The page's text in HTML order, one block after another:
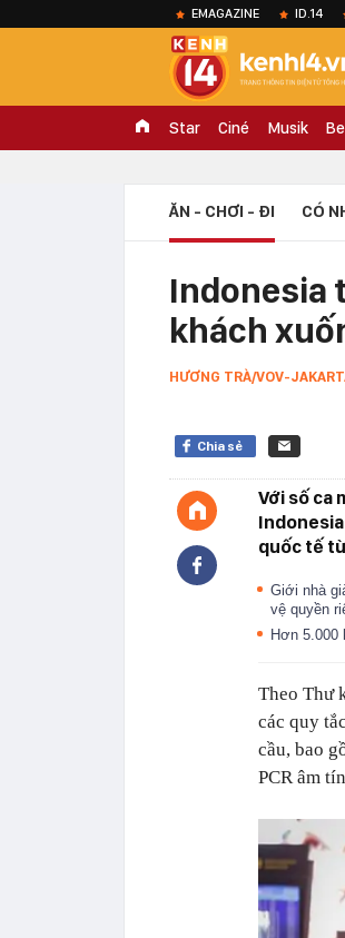
EMAGAZINE ID.14
Star Ciné Musik
ĂN - CHƠI - ĐI CÓ
Indonesia
khách
HƯƠNG TRÀ/VOV-
Chia sẻ
Với số ca
quốc tế
Giới nhà
vệ quyền
Hơn 5.000
Theo Thư
các quy
cầu, bao
PCR âm